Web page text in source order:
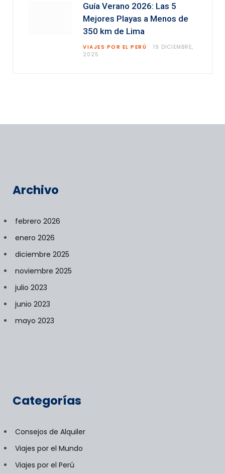
Guía Verano 2026: Las 5
Mejores Playas a Menos de
350 km de Lima
VIAJES POR EL PERÚ
19 DICIEMBRE,
2025
Archivo
febrero 2026
enero 2026
diciembre 2025
noviembre 2025
julio 2023
junio 2023
mayo 2023
Categorías
Consejos de Alquiler
Viajes por el Mundo
Viajes por el Perú